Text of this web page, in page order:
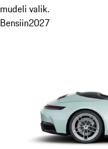
mudeli valik.
Bensiin2027